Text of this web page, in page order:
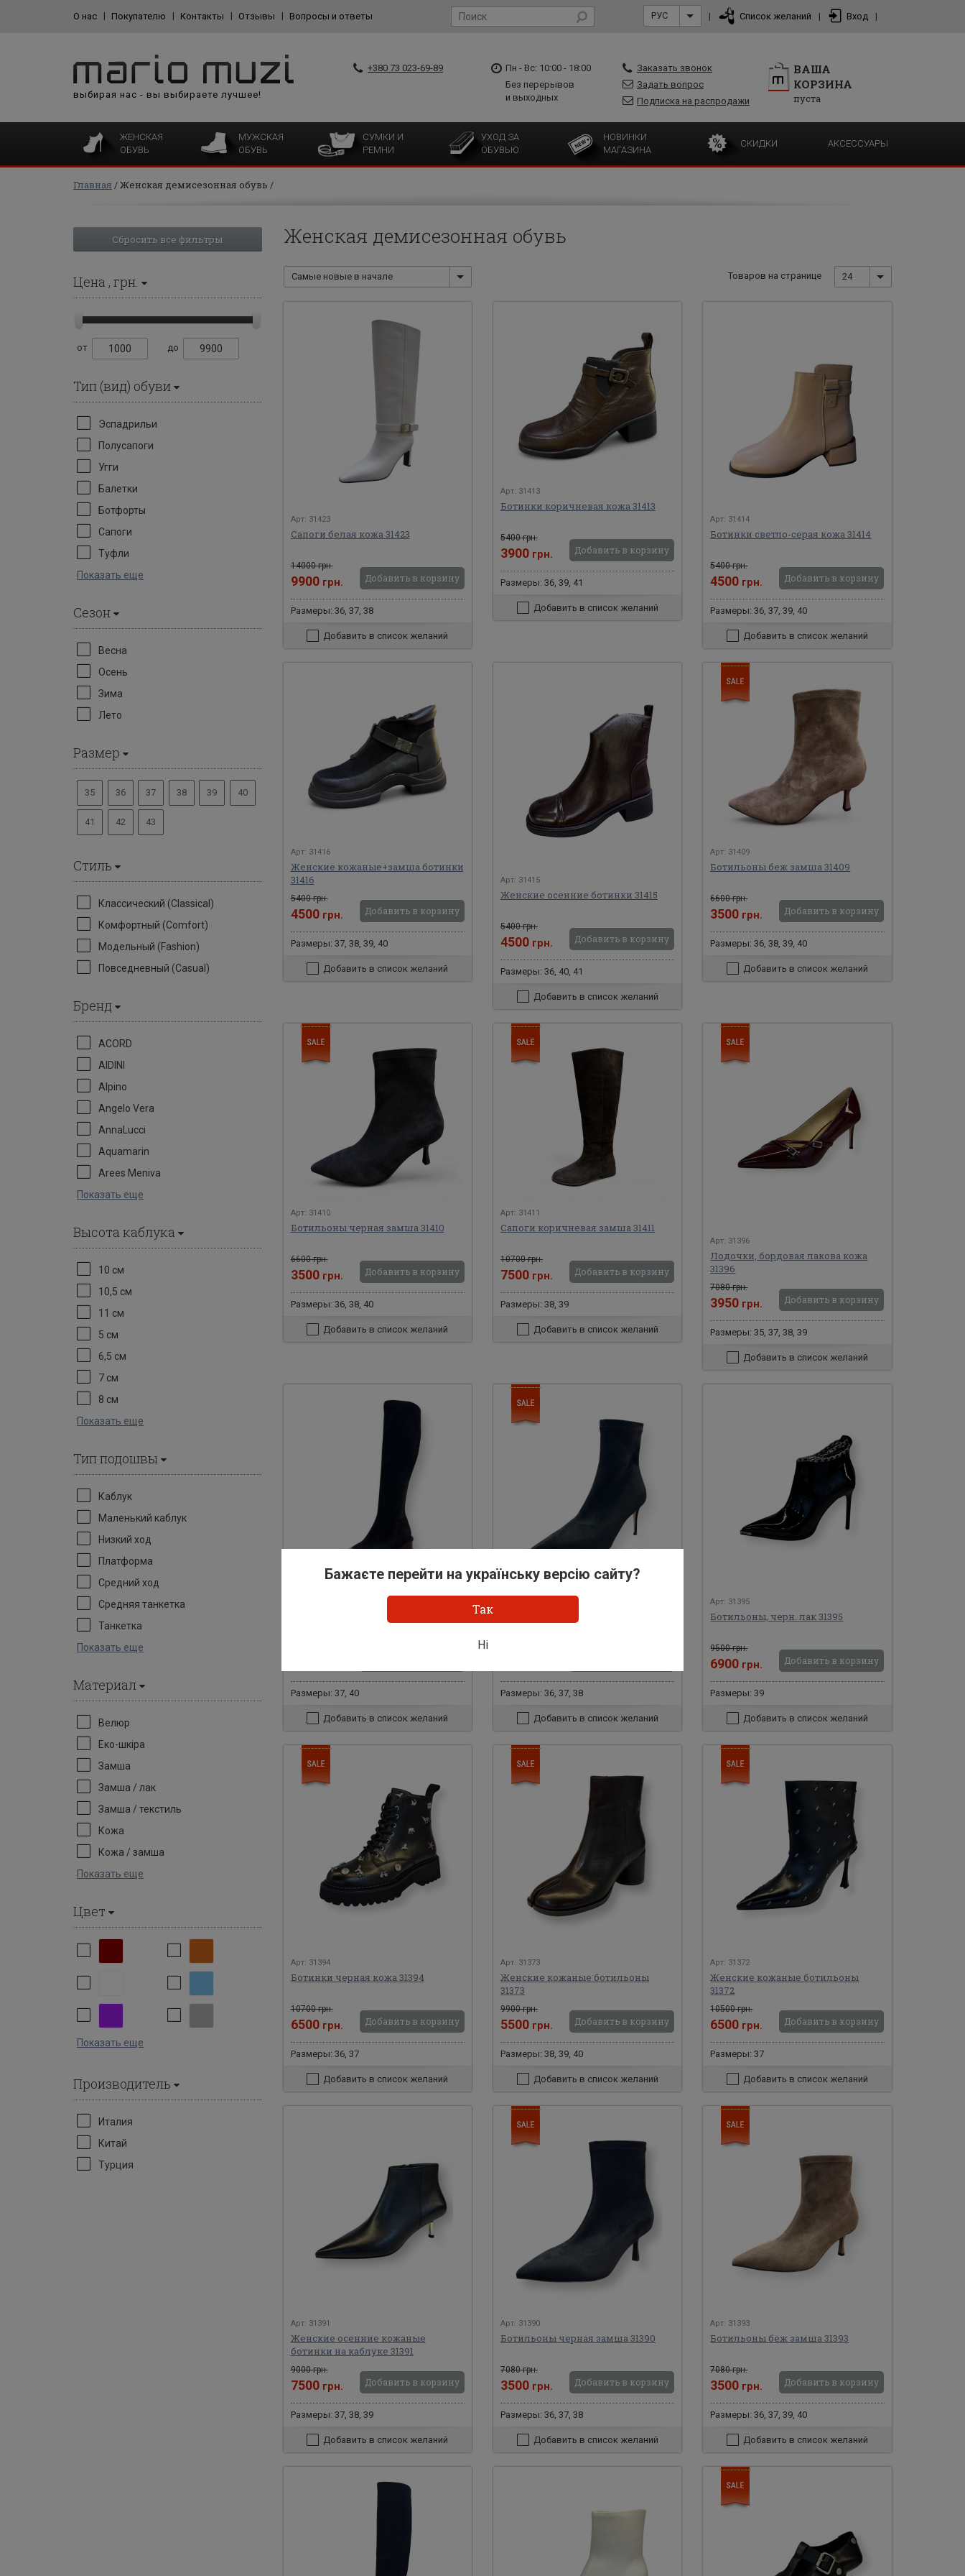
О нас Покупателю Контакты Отзывы Вопросы и ответы РУС | Список желаний | Вход |
выбирая нас - вы выбираете лучшее!
+380 73 023-69-89
Пн - Вс: 10:00 - 18:00
Без перерывов
и выходных
Заказать звонок
Задать вопрос
Подписка на распродажи
ВАША
КОРЗИНА
пуста
ЖЕНСКАЯ
ОБУВЬ
МУЖСКАЯ
ОБУВЬ
СУМКИ И
РЕМНИ
УХОД ЗА
ОБУВЬЮ
НОВИНКИ
МАГАЗИНА
СКИДКИ АКСЕССУАРЫ
Главная Женская демисезонная обувь
Сбросить все фильтры
Цена , грн.
от до
Тип (вид) обуви
Эспадрильи
Полусапоги
Угги
Балетки
Ботфорты
Сапоги
Туфли
Показать еще
Сезон
Весна
Осень
Зима
Лето
Размер
35 36 37 38 39 40
41 42 43
Стиль
Классический (Classical)
Комфортный (Comfort)
Модельный (Fashion)
Повседневный (Casual)
Бренд
ACORD
AIDINI
Alpino
Angelo Vera
AnnaLucci
Aquamarin
Arees Meniva
Показать еще
Высота каблука
10 см
10,5 см
11 см
5 см
6,5 см
7 см
8 см
Показать еще
Тип подошвы
Каблук
Маленький каблук
Низкий ход
Платформа
Средний ход
Средняя танкетка
Танкетка
Показать еще
Материал
Велюр
Еко-шкіра
Замша
Замша / лак
Замша / текстиль
Кожа
Кожа / замша
Показать еще
Цвет
Показать еще
Производитель
Италия
Китай
Турция
Женская демисезонная обувь
Самые новые в начале Товаров на странице 24
Арт: 31423
Сапоги белая кожа 31423
14000 грн.
9900 грн. Добавить в корзину
Размеры: 36, 37, 38
Добавить в список желаний
Арт: 31413
Ботинки коричневая кожа 31413
5400 грн.
3900 грн. Добавить в корзину
Размеры: 36, 39, 41
Добавить в список желаний
Арт: 31414
Ботинки светло-серая кожа 31414
5400 грн.
4500 грн. Добавить в корзину
Размеры: 36, 37, 39, 40
Добавить в список желаний
Арт: 31416
Женские кожаные+замша ботинки
31416
5400 грн.
4500 грн. Добавить в корзину
Размеры: 37, 38, 39, 40
Добавить в список желаний
Арт: 31415
Женские осенние ботинки 31415
5400 грн.
4500 грн. Добавить в корзину
Размеры: 36, 40, 41
Добавить в список желаний
Арт: 31409
Ботильоны беж замша 31409
6600 грн.
3500 грн. Добавить в корзину
Размеры: 36, 38, 39, 40
Добавить в список желаний
Арт: 31410
Ботильоны черная замша 31410
6600 грн.
3500 грн. Добавить в корзину
Размеры: 36, 38, 40
Добавить в список желаний
Арт: 31411
Сапоги коричневая замша 31411
10700 грн.
7500 грн. Добавить в корзину
Размеры: 38, 39
Добавить в список желаний
Арт: 31396
Лодочки, бордовая лакова кожа
31396
7080 грн.
3950 грн. Добавить в корзину
Размеры: 35, 37, 38, 39
Добавить в список желаний
Размеры: 37, 40
Добавить в список желаний
Размеры: 36, 37, 38
Добавить в список желаний
Арт: 31395
Ботильоны, черн. лак 31395
9500 грн.
6900 грн. Добавить в корзину
Размеры: 39
Добавить в список желаний
Арт: 31394
Ботинки черная кожа 31394
10700 грн.
6500 грн. Добавить в корзину
Размеры: 36, 37
Добавить в список желаний
Арт: 31373
Женские кожаные ботильоны
31373
9900 грн.
5500 грн. Добавить в корзину
Размеры: 38, 39, 40
Добавить в список желаний
Арт: 31372
Женские кожаные ботильоны
31372
10500 грн.
6500 грн. Добавить в корзину
Размеры: 37
Добавить в список желаний
Арт: 31391
Женские осенние кожаные
ботинки на каблуке 31391
9000 грн.
7500 грн. Добавить в корзину
Размеры: 37, 38, 39
Добавить в список желаний
Арт: 31390
Ботильоны черная замша 31390
7080 грн.
3500 грн. Добавить в корзину
Размеры: 36, 37, 38
Добавить в список желаний
Арт: 31393
Ботильоны беж замша 31393
7080 грн.
3500 грн. Добавить в корзину
Размеры: 36, 37, 39, 40
Добавить в список желаний
Бажаєте перейти на українську версію сайту?
Так
Ні